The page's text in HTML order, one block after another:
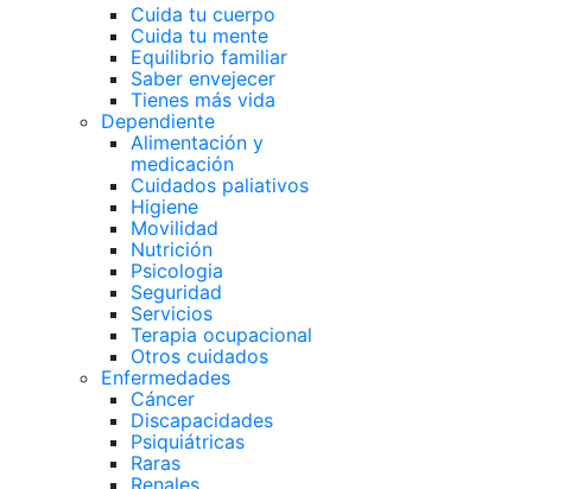
Cuida tu cuerpo
Cuida tu mente
Equilibrio familiar
Saber envejecer
Tienes más vida
Dependiente
Alimentación y
medicación
Cuidados paliativos
Higiene
Movilidad
Nutrición
Psicologia
Seguridad
Servicios
Terapia ocupacional
Otros cuidados
Enfermedades
Cáncer
Discapacidades
Psiquiátricas
Raras
Renales